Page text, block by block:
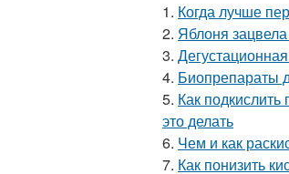
1. Когда лучше
2. Яблоня
3.
4. Биопрепараты
5. Как
это делать
6. Чем и как
7. Как понизить